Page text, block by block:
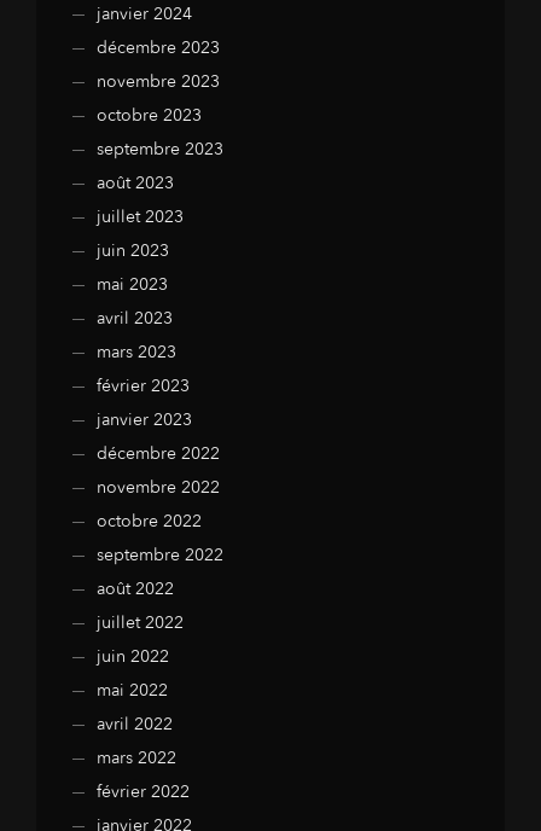
janvier 2024
décembre 2023
novembre 2023
octobre 2023
septembre 2023
août 2023
juillet 2023
juin 2023
mai 2023
avril 2023
mars 2023
février 2023
janvier 2023
décembre 2022
novembre 2022
octobre 2022
septembre 2022
août 2022
juillet 2022
juin 2022
mai 2022
avril 2022
mars 2022
février 2022
janvier 2022